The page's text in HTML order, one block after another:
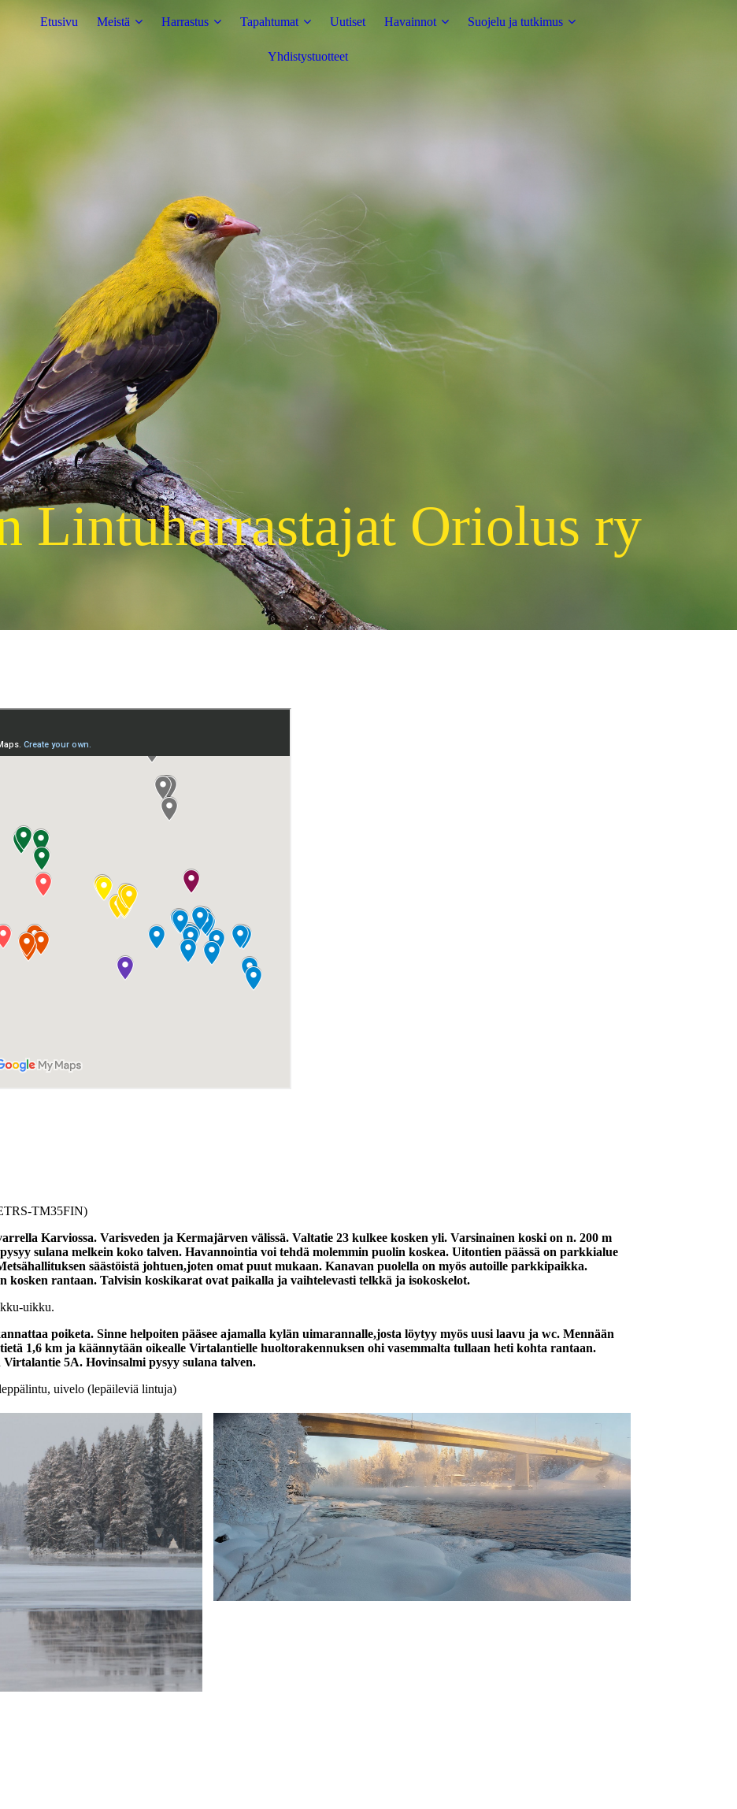
Etusivu Meistä Harrastus Tapahtumat Uutiset Havainnot Suojelu ja tutkimus
Yhdistystuotteet
Lintuharrastajat Oriolus ry
TM35FIN)
Karviossa. Varisveden ja Kermajärven välissä. Valtatie 23 kulkee kosken yli. Varsinainen koski on n. 200 m
sulana melkein koko talven. Havannointia voi tehdä molemmin puolin koskea. Uitontien päässä on parkkialue
säästöistä johtuen,joten omat puut mukaan. Kanavan puolella on myös autoille parkkipaikka.
kosken rantaan. Talvisin koskikarat ovat paikalla ja vaihtelevasti telkkä ja isokoskelot.
uikku.
poiketa. Sinne helpoiten pääsee ajamalla kylän uimarannalle,josta löytyy myös uusi laavu ja wc. Mennään
1,6 km ja käännytään oikealle Virtalantielle huoltorakennuksen ohi vasemmalta tullaan heti kohta rantaan.
5A. Hovinsalmi pysyy sulana talven.
uivelo (lepäileviä lintuja)